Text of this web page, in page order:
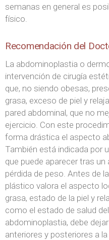
semanas en general es
físico.
Recomendación del
La abdominoplastia o
intervención de cirugía
que, no siendo obesas,
grasa, exceso de piel y
pared abdominal, que no
ejercicio. Con este
forma drástica el aspecto
También está indicada por
que puede aparecer tras
pérdida de peso. Antes de
plástico valora el aspecto
grasa, estado de la piel y
como el estado de salud
abdominoplastia, debe
anteriores y posteriores a